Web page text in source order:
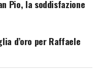
Pio, la soddisfazione
d’oro per Raffaele